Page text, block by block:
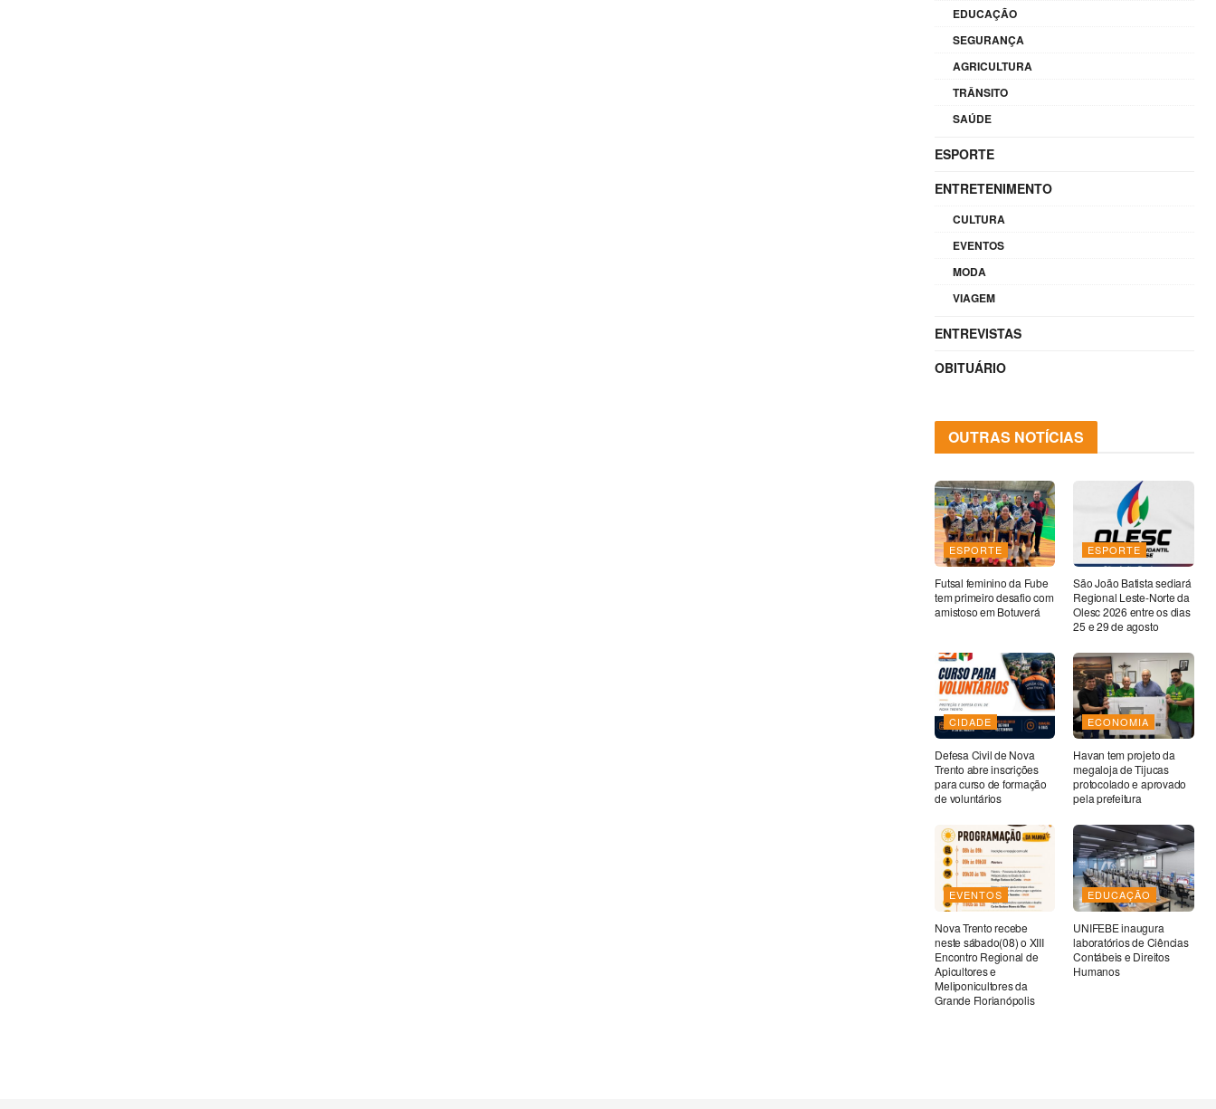
EDUCAÇÃO
SEGURANÇA
AGRICULTURA
TRÂNSITO
SAÚDE
ESPORTE
ENTRETENIMENTO
CULTURA
EVENTOS
MODA
VIAGEM
ENTREVISTAS
OBITUÁRIO
OUTRAS NOTÍCIAS
ESPORTE
Futsal feminino da Fube
tem primeiro desafio com
amistoso em Botuverá
ESPORTE
São João Batista sediará
Regional Leste-Norte da
Olesc 2026 entre os dias
25 e 29 de agosto
CIDADE
Defesa Civil de Nova
Trento abre inscrições
para curso de formação
de voluntários
ECONOMIA
Havan tem projeto da
megaloja de Tijucas
protocolado e aprovado
pela prefeitura
EVENTOS
Nova Trento recebe
neste sábado(08) o XIII
Encontro Regional de
Apicultores e
Meliponicultores da
Grande Florianópolis
EDUCAÇÃO
UNIFEBE inaugura
laboratórios de Ciências
Contábeis e Direitos
Humanos